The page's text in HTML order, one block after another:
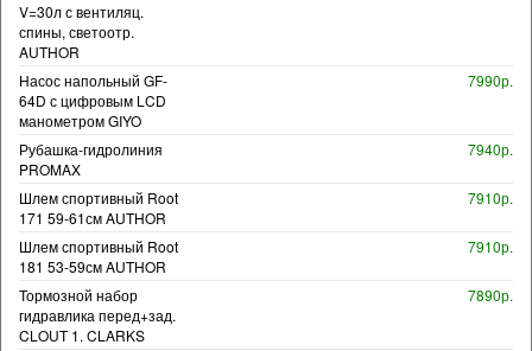
V=30л с вентиляц.
спины, светоотр.
AUTHOR
Насос напольный GF-
64D с цифровым LCD
манометром GIYO
7990р.
Рубашка-гидролиния
PROMAX
7940р.
Шлем спортивный Root
171 59-61см AUTHOR
7910р.
Шлем спортивный Root
181 53-59см AUTHOR
7910р.
Тормозной набор
гидравлика перед+зад.
CLOUT 1. CLARKS
7890р.